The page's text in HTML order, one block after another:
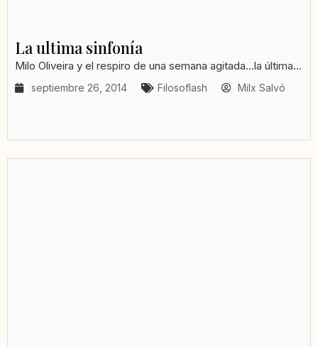
La ultima sinfonía
Milo Oliveira y el respiro de una semana agitada...la última...
septiembre 26, 2014 Filosoflash Milx Salvó